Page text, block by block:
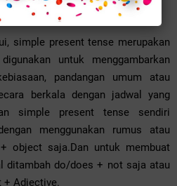
Terbaik
simple present tense merupakan
untuk menggambarkan
pandangan umum atau
berkala dengan jadwal yang
simple present tense sendiri
menggunakan rumus atau
object saja.Dan untuk membuat
ditambah do/does + not saja atau
+ Adjective.